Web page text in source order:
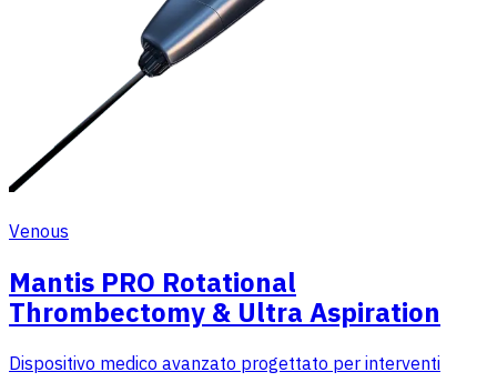
Venous
Mantis PRO Rotational
Thrombectomy & Ultra Aspiration
Dispositivo medico avanzato progettato per interventi